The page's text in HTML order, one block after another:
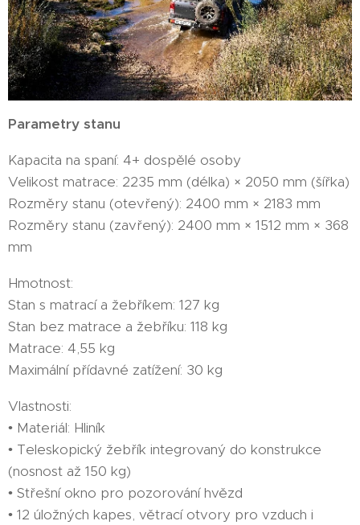
Parametry stanu
Kapacita na spaní: 4+ dospělé osoby
Velikost matrace: 2235 mm (délka) × 2050 mm (šířka)
Rozměry stanu (otevřený): 2400 mm × 2183 mm
Rozměry stanu (zavřený): 2400 mm × 1512 mm × 368
mm
Hmotnost:
Stan s matrací a žebříkem: 127 kg
Stan bez matrace a žebříku: 118 kg
Matrace: 4,55 kg
Maximální přídavné zatížení: 30 kg
Vlastnosti:
• Materiál: Hliník
• Teleskopický žebřík integrovaný do konstrukce
(nosnost až 150 kg)
• Střešní okno pro pozorování hvězd
• 12 úložných kapes, větrací otvory pro vzduch i